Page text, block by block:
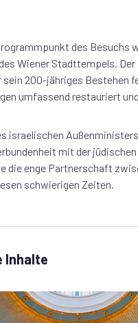
des Besuchs
Wiener Stadttempels.
200-jähriges Bestehen
umfassend restauriert
israelischen
mit der
die enge Partnerschaft
schwierigen Zeiten.
Inhalte